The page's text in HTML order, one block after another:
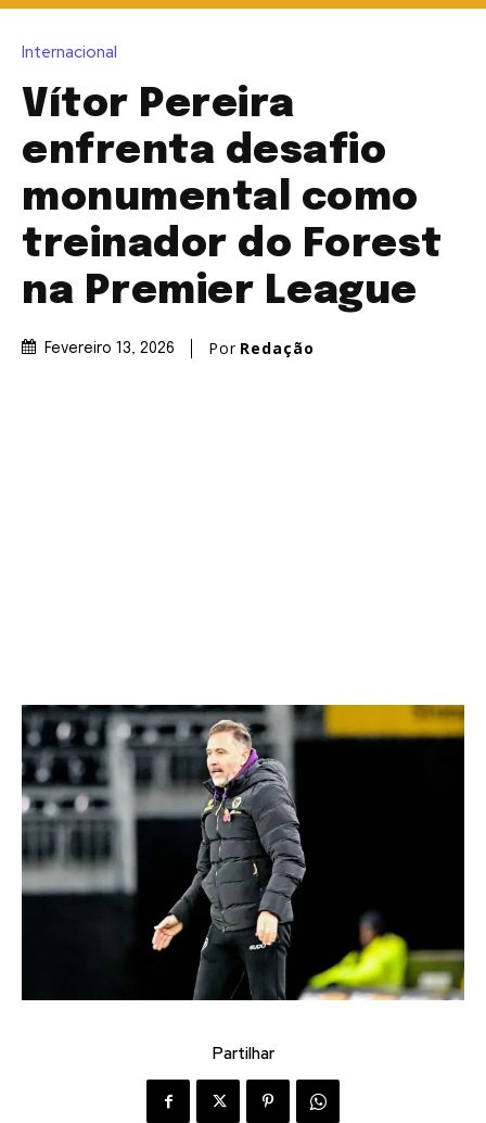
Internacional
Vítor Pereira
enfrenta desafio
monumental como
treinador do Forest
na Premier League
Fevereiro 13, 2026 Por Redação
Partilhar